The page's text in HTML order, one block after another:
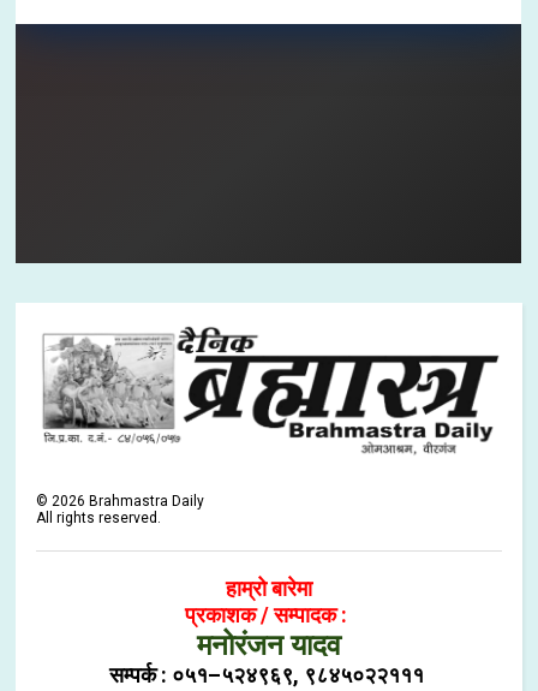
©2026 Brahmastra Daily
All rights reserved.
हाम्रो बारेमा
प्रकाशक / सम्पादक :
मनोरंजन यादव
सम्पर्क : ०५१–५२४९६९, ९८४५०२२१११